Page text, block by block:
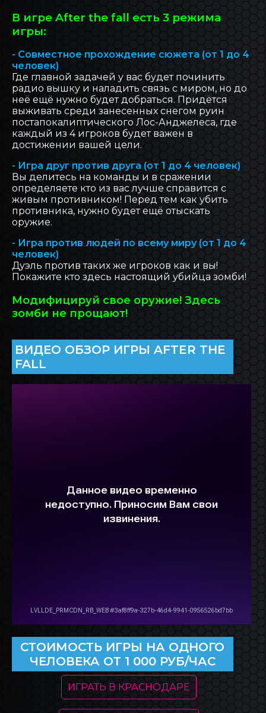
В игре After the fall есть 3 режима
игры:
- Совместное прохождение сюжета (от 1 до 4
человек)
Где главной задачей у вас будет починить
радио вышку и наладить связь с миром, но до
неё ещё нужно будет добраться. Придётся
выживать среди занесенных снегом руин
постапокалиптического Лос-Анджелеса, где
каждый из 4 игроков будет важен в
достижении вашей цели.
- Игра друг против друга (от 1 до 4 человек)
Вы делитесь на команды и в сражении
определяете кто из вас лучше справится с
живым противником! Перед тем как убить
противника, нужно будет ещё отыскать
оружие.
- Игра против людей по всему миру (от 1 до 4
человек)
Дуэль против таких же игроков как и вы!
Покажите кто здесь настоящий убийца зомби!
Модифицируй свое оружие! Здесь
зомби не прощают!
ВИДЕО ОБЗОР ИГРЫ AFTER THE
FALL
CТОИМОСТЬ ИГРЫ НА ОДНОГО
ЧЕЛОВЕКА ОТ 1 000 РУБ/ЧАС
ИГРАТЬ В КРАСНОДАРЕ